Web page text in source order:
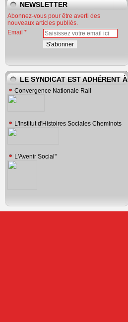
NEWSLETTER
Abonnez-vous pour être averti des
nouveaux articles publiés.
Email
LE SYNDICAT EST ADHÉRENT À
Convergence Nationale Rail
L'Institut d'Histoires Sociales Cheminots
L'Avenir Social"